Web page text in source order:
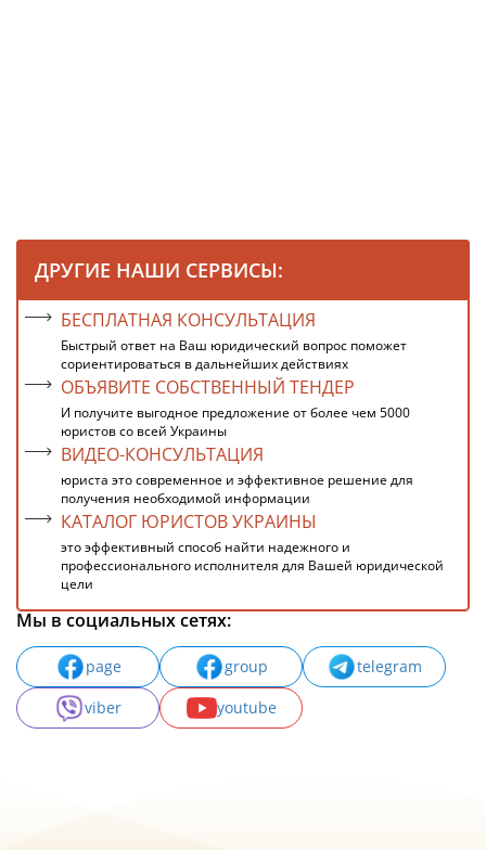
ДРУГИЕ НАШИ СЕРВИСЫ:
БЕСПЛАТНАЯ КОНСУЛЬТАЦИЯ
Быстрый ответ на Ваш юридический вопрос поможет
сориентироваться в дальнейших действиях
ОБЪЯВИТЕ СОБСТВЕННЫЙ ТЕНДЕР
И получите выгодное предложение от более чем 5000
юристов со всей Украины
ВИДЕО-КОНСУЛЬТАЦИЯ
юриста это современное и эффективное решение для
получения необходимой информации
КАТАЛОГ ЮРИСТОВ УКРАИНЫ
это эффективный способ найти надежного и
профессионального исполнителя для Вашей юридической
цели
Мы в социальных сетях:
page group
telegram
viber
youtube